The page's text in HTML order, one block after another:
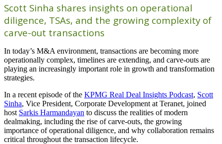
Scott Sinha shares insights on operational
diligence, TSAs, and the growing complexity of
carve-out transactions
In today’s M&A environment, transactions are becoming more
operationally complex, timelines are extending, and carve-outs are
playing an increasingly important role in growth and transformation
strategies.
In a recent episode of the KPMG Real Deal Insights Podcast, Scott
Sinha, Vice President, Corporate Development at Teranet, joined
host Sarkis Harmandayan to discuss the realities of modern
dealmaking, including the rise of carve-outs, the growing
importance of operational diligence, and why collaboration remains
critical throughout the transaction lifecycle.